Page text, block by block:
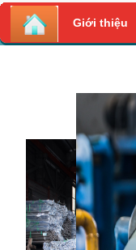
Giới thiệu